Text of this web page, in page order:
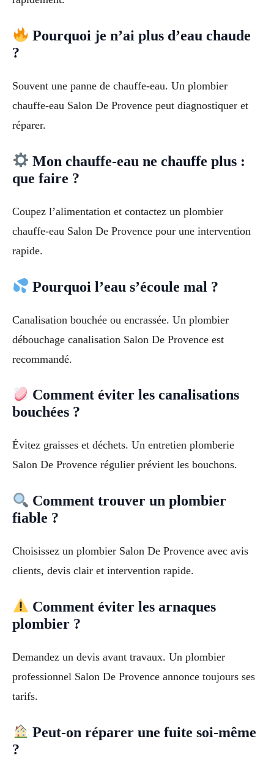
Pourquoi je n’ai plus d’eau chaude
?
Souvent une panne de chauffe-eau. Un plombier
chauffe-eau Salon De Provence peut diagnostiquer et
réparer.
Mon chauffe-eau ne chauffe plus :
que faire ?
Coupez l’alimentation et contactez un plombier
chauffe-eau Salon De Provence pour une intervention
rapide.
Pourquoi l’eau s’écoule mal ?
Canalisation bouchée ou encrassée. Un plombier
débouchage canalisation Salon De Provence est
recommandé.
Comment éviter les canalisations
bouchées ?
Évitez graisses et déchets. Un entretien plomberie
Salon De Provence régulier prévient les bouchons.
Comment trouver un plombier
fiable ?
Choisissez un plombier Salon De Provence avec avis
clients, devis clair et intervention rapide.
Comment éviter les arnaques
plombier ?
Demandez un devis avant travaux. Un plombier
professionnel Salon De Provence annonce toujours ses
tarifs.
Peut-on réparer une fuite soi-même
?